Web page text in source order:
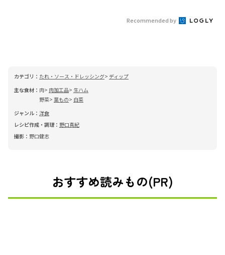
Recommended by
カテゴリ： たれ・ソース・ドレッシング ディップ
主な食材： 肉 肉加工品
生ハム
野菜 葉もの
白菜
ジャンル： 洋食
レシピ作成・調理： 野口真紀
撮影： 野口健志
おすすめ読みもの(PR)